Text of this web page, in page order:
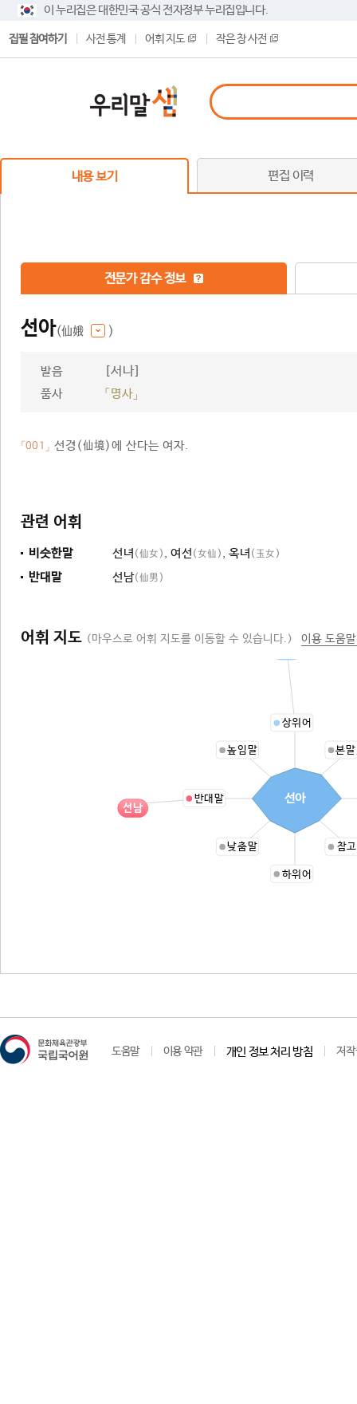
이 누리집은 대한민국 공식 전자정부 누리집입니다.
집필 참여하기 사전 통계 어휘 지도 작은 창 사전
내용 보기 편집 이력
전문가 감수 정보
선아(仙娥 )
발음 [서나]
품사 「명사」
「001」 선경(仙境)에 산다는 여자.
관련 어휘
비슷한말 선녀 (仙女) , 여선 (女仙) , 옥녀 (玉女)
반대말 선남(仙男)
어휘 지도 (마우스로 어휘 지도를 이동할 수 있습니다.) 이용 도움
상위어
본
참
하위어
낮춤말
선남
반대말
높임말
선아
도움말 이용 약관 개인 정보 처리 방침 저